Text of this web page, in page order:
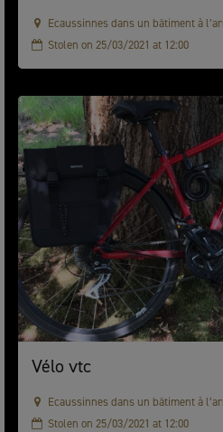
Ecaussinnes dans un bâtiment à
Stolen on 25/03/2021 at 12:00
Vélo vtc
Ecaussinnes dans un bâtiment à
Stolen on 25/03/2021 at 12:00